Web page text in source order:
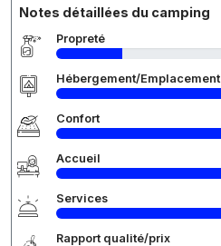
Notes détaillées du camping
Propreté
Hébergement/Emplacement
Confort
Accueil
Services
Rapport qualité/prix